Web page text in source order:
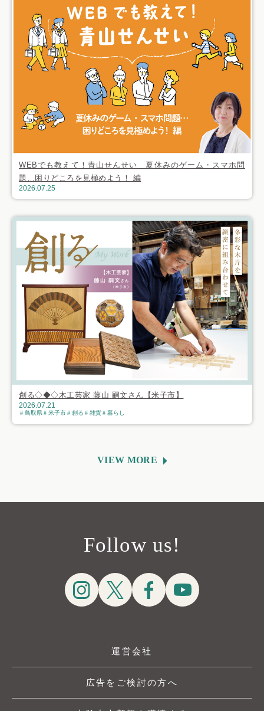
WEBでも教えて！青山せんせい 夏休みのゲーム・スマホ問
題…困りどころを見極めよう！ 編
2026.07.25
創る◇◆◇木工芸家 藤山 嗣文さん【米子市】
2026.07.21
鳥取県 米子市 創る 雑貨 暮らし
VIEW MORE
Follow us!
運営会社
広告をご検討の方へ